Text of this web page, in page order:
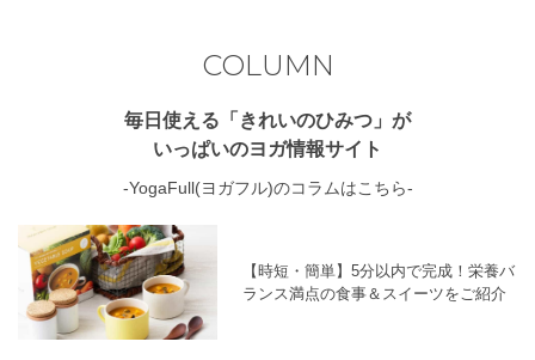
COLUMN
毎日使える「きれいのひみつ」が
いっぱいのヨガ情報サイト
-YogaFull(ヨガフル)のコラムはこちら-
【時短・簡単】5分以内で完成！栄養バ
ランス満点の食事＆スイーツをご紹介